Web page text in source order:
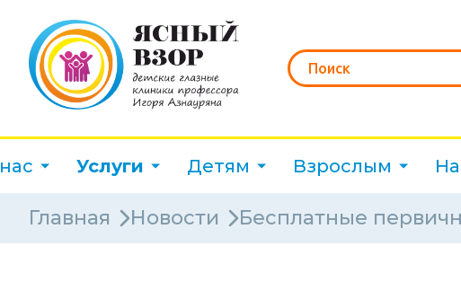
Услуги Детям Взрослым
Главная Новости Бесплатные